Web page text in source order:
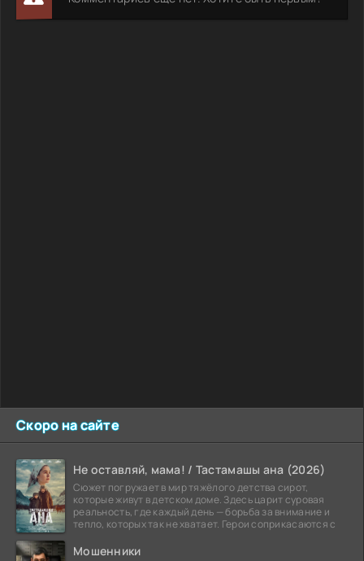
Скоро на сайте
Не оставляй, мама! / Тастамашы ана (2026)
Сюжет погружает в мир тяжёлого детства сирот,
которые живут в детском доме. Здесь царит суровая
реальность, где каждый день — борьба за внимание и
тепло, которых так не хватает. Герои соприкасаются с
Мошенники